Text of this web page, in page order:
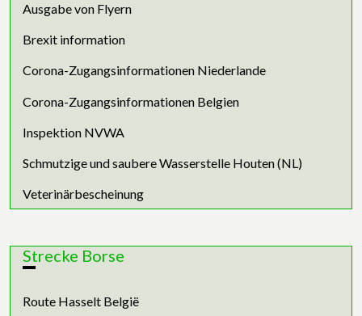
Ausgabe von Flyern
Brexit information
Corona-Zugangsinformationen Niederlande
Corona-Zugangsinformationen Belgien
Inspektion NVWA
Schmutzige und saubere Wasserstelle Houten (NL)
Veterinärbescheinung
Strecke Borse
Route Hasselt België